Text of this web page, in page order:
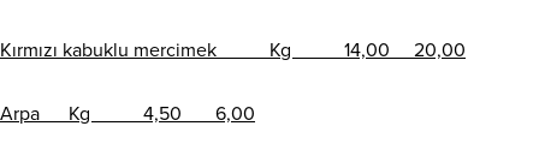
Kırmızı kabuklu mercimek Kg 14,00 20,00
Arpa Kg 4,50 6,00